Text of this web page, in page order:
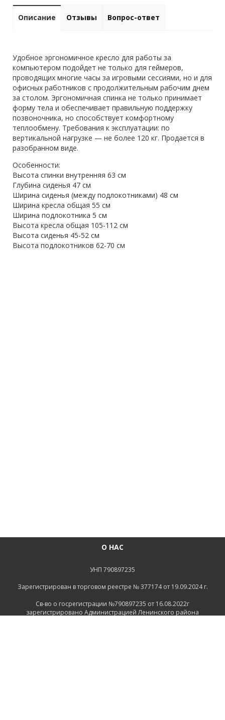
Описание Отзывы Вопрос-ответ
Удобное эргономичное кресло для работы за
компьютером подойдет не только для геймеров,
проводящих многие часы за игровыми сессиями, но и для
офисных работников с продолжительным рабочим днем
за столом. Эргономичная спинка не только принимает
форму тела и обеспечивает правильную поддержку
позвоночника, но способствует комфортному
теплообмену. Требования к эксплуатации: по
вертикальной нагрузке — не более 120 кг. Продается в
разобранном виде.
Особенности:
Высота спинки внутренняя 63 см
Глубина сиденья 47 см
Ширина сиденья (между подлокотниками) 48 см
Ширина кресла общая 55 см
Ширина подлокотника 5 см
Высота кресла общая 105-112 см
Высота сиденья 45-52 см
Высота подлокотников 62-70 см
О НАС
УНП 790897235
Зарегистрирован в торговом реестре № 377174 от 19.09.2024 г.
Св-во о госрегистрации №790897235 от 16.08.2022г
зарегистрировано Администрацией Ленинского района